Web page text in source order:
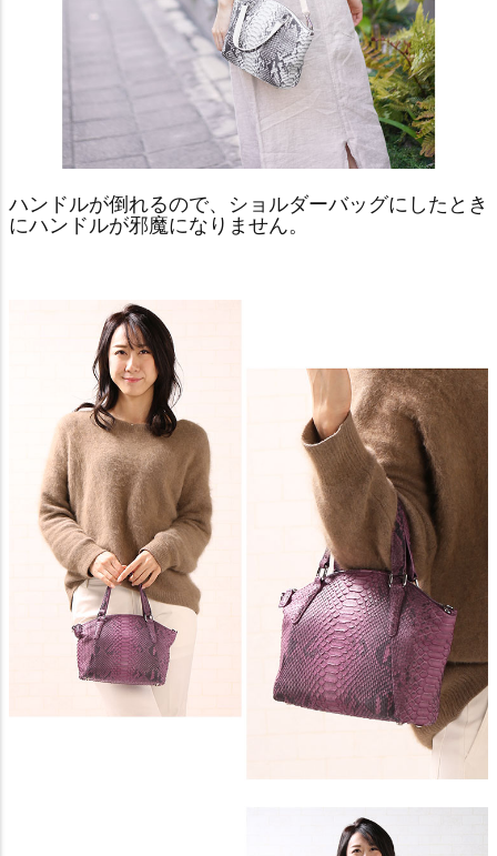
ハンドルが倒れるので、ショルダーバッグにしたとき
にハンドルが邪魔になりません。